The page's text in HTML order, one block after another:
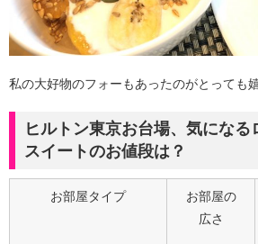
私の大好物のフォーもあったのがとっても
ヒルトン東京お台場、気になる
スイートのお値段は？
お部屋タイプ
お部屋の
広さ